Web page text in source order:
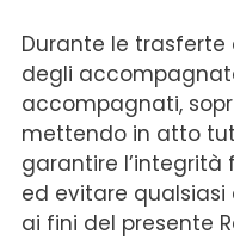
Durante le
degli
accompagnati,
mettendo in atto
garantire l’integrità
ed evitare
ai fini del presente